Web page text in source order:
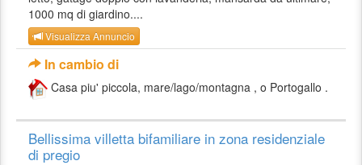
1000 mq di giardino....
Visualizza Annuncio
In cambio di
Casa piu' piccola, mare/lago/montagna , o Portogallo .
Bellissima villetta bifamiliare in zona residenziale
di pregio